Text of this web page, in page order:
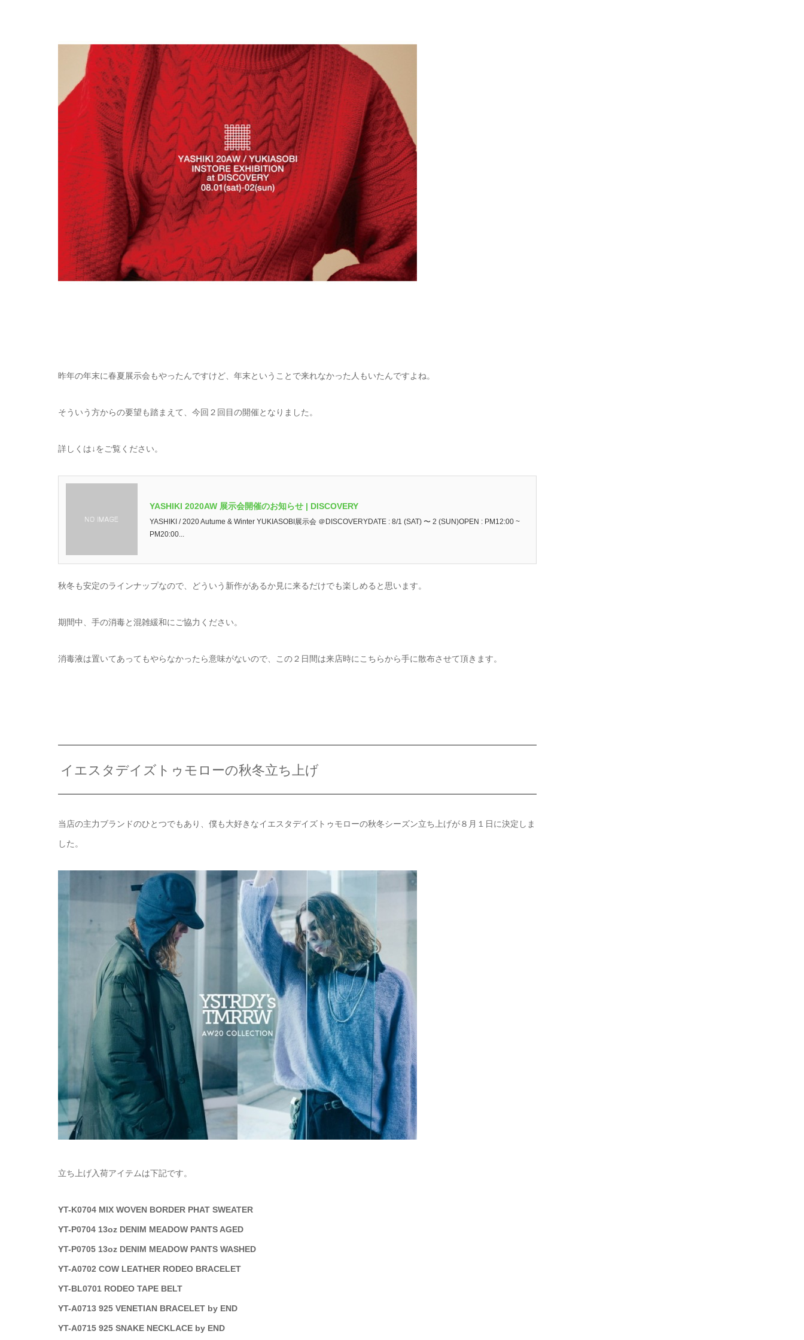
昨年の年末に春夏展示会もやったんですけど、年末ということで来れなかった人もいたんですよね。
そういう方からの要望も踏まえて、今回２回目の開催となりました。
詳しくは↓をご覧ください。
YASHIKI 2020AW 展示会開催のお知らせ | DISCOVERY
YASHIKI / 2020 Autume & Winter YUKIASOBI展示会 ＠DISCOVERYDATE : 8/1 (SAT) 〜 2 (SUN)OPEN : PM12:00 ~
PM20:00...
秋冬も安定のラインナップなので、どういう新作があるか見に来るだけでも楽しめると思います。
期間中、手の消毒と混雑緩和にご協力ください。
消毒液は置いてあってもやらなかったら意味がないので、この２日間は来店時にこちらから手に散布させて頂きます。
イエスタデイズトゥモローの秋冬立ち上げ
当店の主力ブランドのひとつでもあり、僕も大好きなイエスタデイズトゥモローの秋冬シーズン立ち上げが８月１日に決定しま
した。
立ち上げ入荷アイテムは下記です。
YT-K0704 MIX WOVEN BORDER PHAT SWEATER
YT-P0704 13oz DENIM MEADOW PANTS AGED
YT-P0705 13oz DENIM MEADOW PANTS WASHED
YT-A0702 COW LEATHER RODEO BRACELET
YT-BL0701 RODEO TAPE BELT
YT-A0713 925 VENETIAN BRACELET by END
YT-A0715 925 SNAKE NECKLACE by END